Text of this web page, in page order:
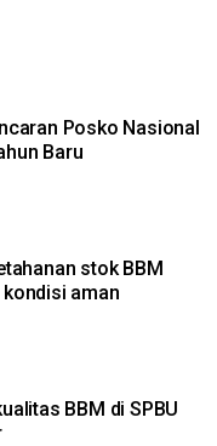
Posko Nasional
Baru
stok BBM
aman
BBM di SPBU